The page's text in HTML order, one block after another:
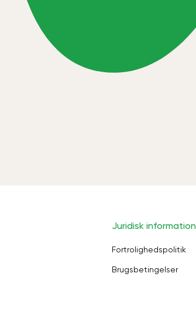
Juridisk information
Fortrolighedspolitik
Brugsbetingelser